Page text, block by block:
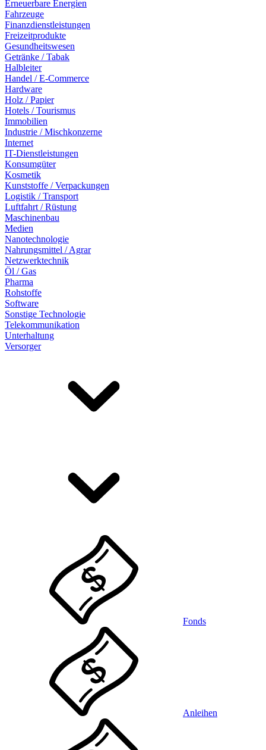
Erneuerbare Energien
Fahrzeuge
Finanzdienstleistungen
Freizeitprodukte
Gesundheitswesen
Getränke / Tabak
Halbleiter
Handel / E-Commerce
Hardware
Holz / Papier
Hotels / Tourismus
Immobilien
Industrie / Mischkonzerne
Internet
IT-Dienstleistungen
Konsumgüter
Kosmetik
Kunststoffe / Verpackungen
Logistik / Transport
Luftfahrt / Rüstung
Maschinenbau
Medien
Nanotechnologie
Nahrungsmittel / Agrar
Netzwerktechnik
Öl / Gas
Pharma
Rohstoffe
Software
Sonstige Technologie
Telekommunikation
Unterhaltung
Versorger
Fonds
Anleihen